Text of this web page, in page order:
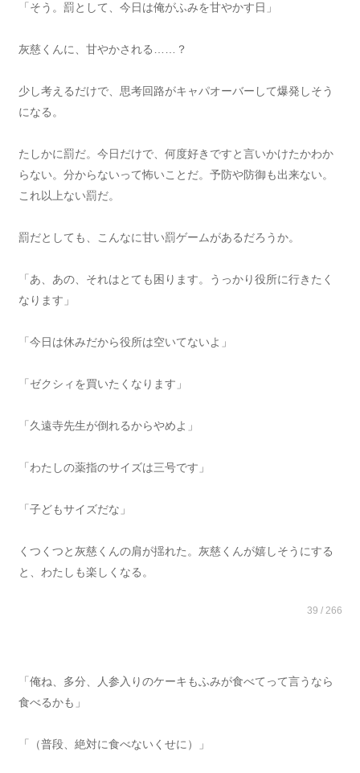
「そう。罰として、今日は俺がふみを甘やかす日」
灰慈くんに、甘やかされる……？
少し考えるだけで、思考回路がキャパオーバーして爆発しそう
になる。
たしかに罰だ。今日だけで、何度好きですと言いかけたかわか
らない。分からないって怖いことだ。予防や防御も出来ない。
これ以上ない罰だ。
罰だとしても、こんなに甘い罰ゲームがあるだろうか。
「あ、あの、それはとても困ります。うっかり役所に行きたく
なります」
「今日は休みだから役所は空いてないよ」
「ゼクシィを買いたくなります」
「久遠寺先生が倒れるからやめよ」
「わたしの薬指のサイズは三号です」
「子どもサイズだな」
くつくつと灰慈くんの肩が揺れた。灰慈くんが嬉しそうにする
と、わたしも楽しくなる。
39 / 266
「俺ね、多分、人参入りのケーキもふみが食べてって言うなら
食べるかも」
「（普段、絶対に食べないくせに）」